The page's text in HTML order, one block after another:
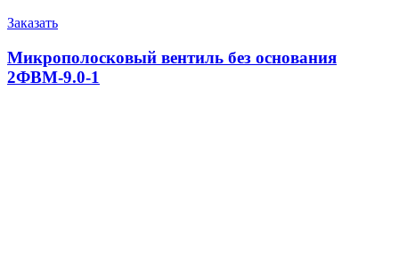
Заказать
Микрополосковый вентиль без основания
2ФВМ-9.0-1